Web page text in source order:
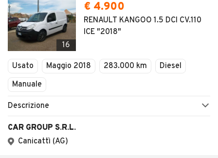
16
€ 4.900
RENAULT KANGOO 1.5 DCI CV.110
ICE "2018"
Usato Maggio 2018 283.000 km
Diesel
Manuale
Descrizione
CAR GROUP S.R.L.
Canicattì (AG)